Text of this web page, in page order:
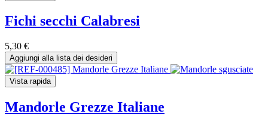
Fichi secchi Calabresi
5,30 €
Aggiungi alla lista dei desideri
Vista rapida
Mandorle Grezze Italiane